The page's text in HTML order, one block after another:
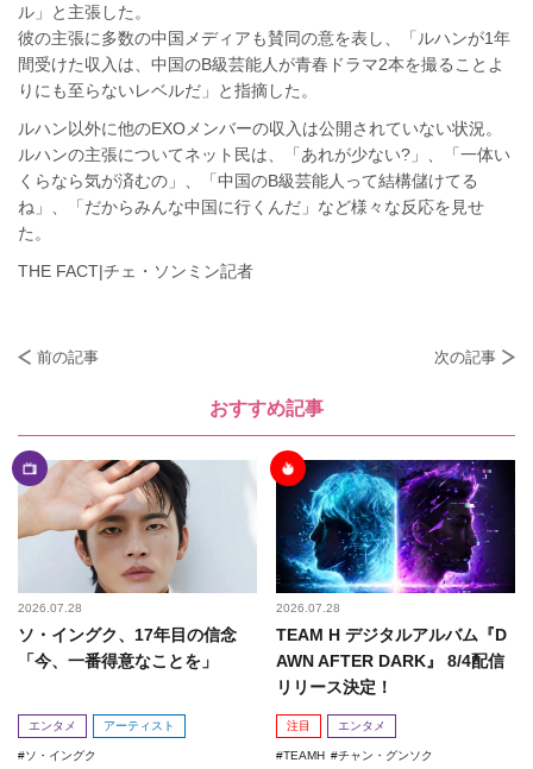
ル」と主張した。
彼の主張に多数の中国メディアも賛同の意を表し、「ルハンが1年
間受けた収入は、中国のB級芸能人が青春ドラマ2本を撮ることよ
りにも至らないレベルだ」と指摘した。
ルハン以外に他のEXOメンバーの収入は公開されていない状況。
ルハンの主張についてネット民は、「あれが少ない?」、「一体い
くらなら気が済むの」、「中国のB級芸能人って結構儲けてる
ね」、「だからみんな中国に行くんだ」など様々な反応を見せ
た。
THE FACT|チェ・ソンミン記者
前の記事 次の記事
おすすめ記事
2026.07.28
ソ・イングク、17年目の信念
「今、一番得意なことを」
エンタメ アーティスト
ソ・イングク
2026.07.28
TEAM H デジタルアルバム『D
AWN AFTER DARK』 8/4配信
リリース決定！
注目 エンタメ
TEAMH チャン・グンソク